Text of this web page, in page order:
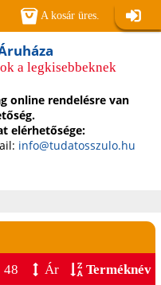
a legkisebbeknek
online rendelésre van
elérhetősége:
info@tudatosszulo.hu
48 Ár
Terméknév
A kosár üres.